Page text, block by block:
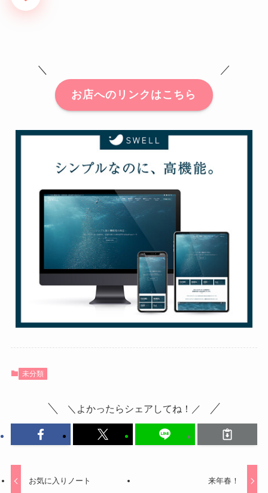
＼ ／
お店へのリンクはこちら
未分類
＼よかったらシェアしてね！／
お気に入りノート 来年春！